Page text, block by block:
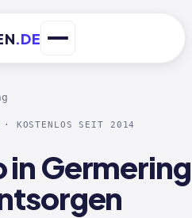
.DE
KOSTENLOS SEIT 2014
Germering